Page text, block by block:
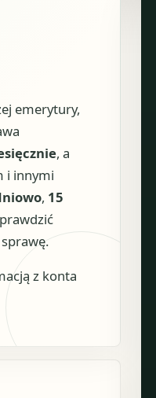
emerytury,
, a
i innymi
, 15
z konta